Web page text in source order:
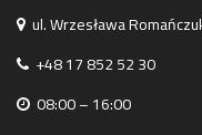
ul. Wrzesława
+48 17 852 52 30
08:00 – 16:00